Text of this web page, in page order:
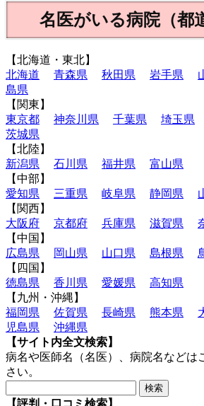
名医がいる病院（都
【北海道・東北】
北海道
青森県 秋田県 岩手県
島県
【関東】
東京都
神奈川県 千葉県 埼玉県
茨城県
【北陸】
新潟県
石川県 福井県
富山県
【中部】
愛知県
三重県 岐阜県 静岡県
【関西】
大阪府
京都府 兵庫県 滋賀県
【中国】
広島県
岡山県 山口県 島根県
【四国】
徳島県
香川県 愛媛県
高知県
【九州・沖縄】
福岡県
佐賀県 長崎県 熊本県
児島県
沖縄県
【サイト内全文検索】
病名や医師名（名医）、病院名などは
さい。
【評判・口コミ検索】